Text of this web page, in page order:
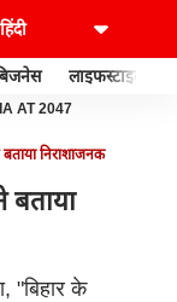
लाइफस्टाइल
AT 2047
निराशाजनक
बताया
"बिहार के